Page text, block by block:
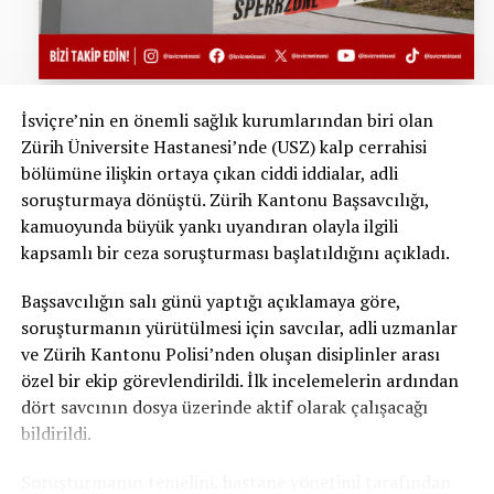
İsviçre’nin en önemli sağlık kurumlarından biri olan
Zürih Üniversite Hastanesi’nde (USZ) kalp cerrahisi
bölümüne ilişkin ortaya çıkan ciddi iddialar, adli
soruşturmaya dönüştü. Zürih Kantonu Başsavcılığı,
kamuoyunda büyük yankı uyandıran olayla ilgili
kapsamlı bir ceza soruşturması başlatıldığını açıkladı.
Başsavcılığın salı günü yaptığı açıklamaya göre,
soruşturmanın yürütülmesi için savcılar, adli uzmanlar
ve Zürih Kantonu Polisi’nden oluşan disiplinler arası
özel bir ekip görevlendirildi. İlk incelemelerin ardından
dört savcının dosya üzerinde aktif olarak çalışacağı
bildirildi.